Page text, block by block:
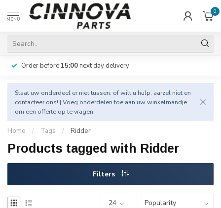
MENU
0
Order before 15:00next day delivery
Staat uw onderdeel er niet tussen, of wilt u hulp, aarzel niet en
contacteer ons! | Voeg onderdelen toe aan uw winkelmandje
om een offerte op te vragen.
Home / Tags / Ridder
Products tagged with Ridder
Filters